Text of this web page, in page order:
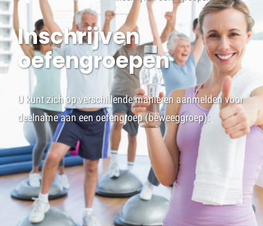
Inschrijven
oefengroepen
U kunt zich op verschillende manieren aanmelden voor
deelname aan een oefengroep (beweeggroep):
Telefonisch:
U kunt ons op werkdagen tussen 08.00 – 17.00 uur bereiken
op telefoonnummer0229 – 280 999